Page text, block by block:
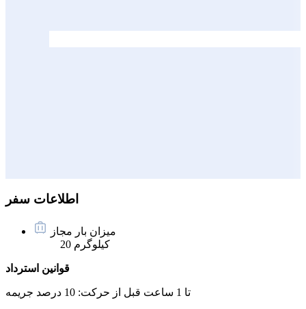
اطلاعات سفر
میزان بار مجاز
20 کیلوگرم
قوانین استرداد
تا 1 ساعت قبل از حرکت: 10 درصد جریمه